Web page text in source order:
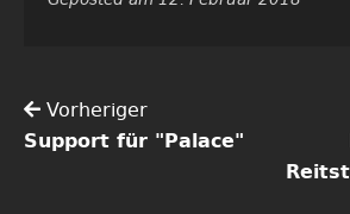
Vorheriger
Support für "Palace"